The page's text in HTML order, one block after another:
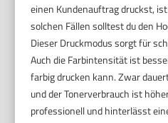
einen Kundenauftrag druckst,
solchen Fällen solltest du den
Dieser Druckmodus sorgt für
Auch die Farbintensität ist
farbig drucken kann. Zwar
und der Tonerverbrauch ist
professionell und hinterlässt